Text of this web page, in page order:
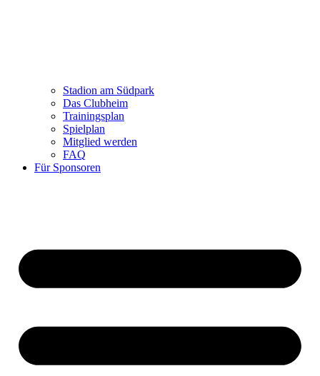
Stadion am Südpark
Das Clubheim
Trainingsplan
Spielplan
Mitglied werden
FAQ
Für Sponsoren